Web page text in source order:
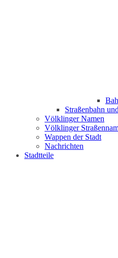
Straßenbahn
Völklinger Namen
Völklinger
Wappen der Stadt
Nachrichten
Stadtteile